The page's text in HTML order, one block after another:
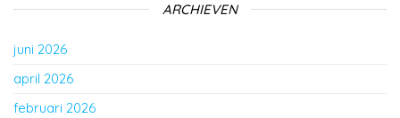
ARCHIEVEN
juni 2026
april 2026
februari 2026